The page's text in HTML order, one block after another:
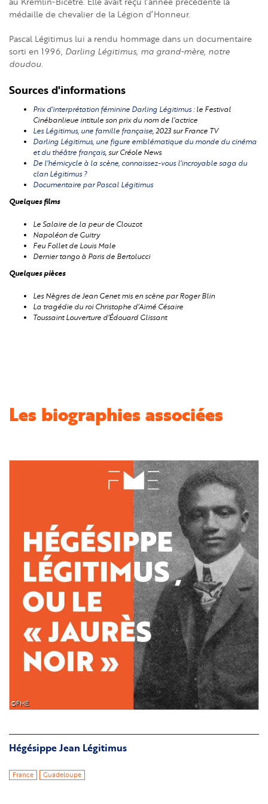
médaille de chevalier de la Légion d’Honneur.
Pascal Légitimus lui a rendu hommage dans un documentaire
sorti en 1996, Darling Légitimus, ma grand-mère, notre
doudou.
Sources d'informations
Prix d'interprétation féminine Darling Légitimus: le Festival
Cinébanlieue intitule son prix du nom de l'actrice
Les Légitimus, une famille française, 2023 sur France TV
Darling Légitimus, une figure emblématique du monde du cinéma
et du théâtre français, sur Créole News
De l'hémicycle à la scène, connaissez-vous l'incroyable saga du
clan Légitimus ?
Documentaire par Pascal Légitimus
Quelques films
Le Salaire de la peurde Clouzot
Napoléon de Guitry
Feu Folletde Louis Male
Dernier tango à Parisde Bertolucci
Quelques pièces
Les Nègresde Jean Genet mis en scène par Roger Blin
La tragédie du roi Christophe d’Aimé Césaire
Toussaint Louverture d’Édouard Glissant
Les biographies associées
©FME
Hégésippe Jean Légitimus
France Guadeloupe